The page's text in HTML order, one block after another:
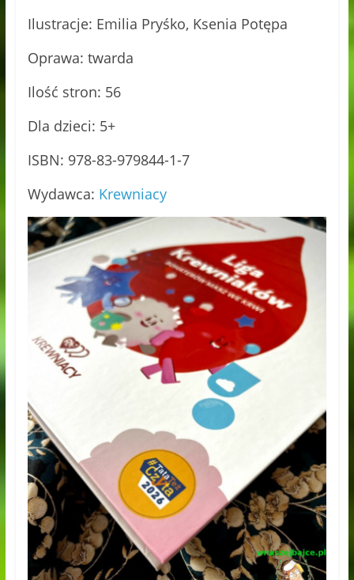
Ilustracje: Emilia Pryśko, Ksenia Potępa
Oprawa: twarda
Ilość stron: 56
Dla dzieci: 5+
ISBN: 978-83-979844-1-7
Wydawca: Krewniacy